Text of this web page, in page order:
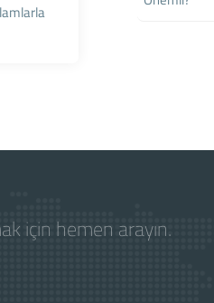
için hemen arayın.